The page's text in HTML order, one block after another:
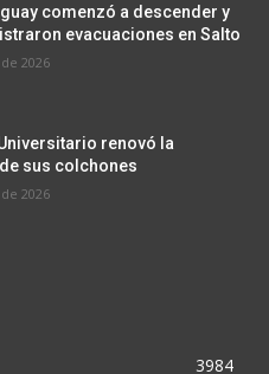
comenzó a descender y
evacuaciones en Salto
2026
renovó la
sus colchones
2026
3984